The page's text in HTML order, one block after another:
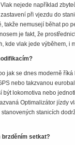
nejede například
při vjezdu do
nemusejí běhat po
je fakt, že
kde vlak jede výběhem, i
jak se dnes moderně
nebo takzvanou
lokomotiva nebo
Optimalizátor jízdy
stanicích
brzděním setkat?